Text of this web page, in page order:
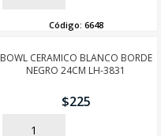
Código: 6648
BOWL CERAMICO BLANCO BORDE
NEGRO 24CM LH-3831
$225
AÑADIR